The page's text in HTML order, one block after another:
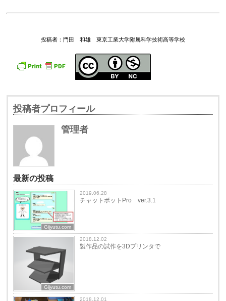
投稿者：門田 和雄 東京工業大学附属科学技術高等学校
投稿者プロフィール
管理者
最新の投稿
Gijyutu.com
2019.06.28
チャットボットPro ver.3.1
Gijyutu.com
2018.12.02
製作品の試作を3Dプリンタで
2018.12.01